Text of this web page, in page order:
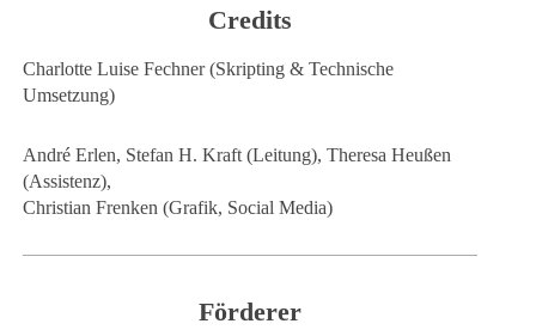
Credits
Charlotte Luise Fechner (Skripting & Technische
Umsetzung)
André Erlen, Stefan H. Kraft (Leitung), Theresa Heußen
(Assistenz),
Christian Frenken (Grafik, Social Media)
Förderer